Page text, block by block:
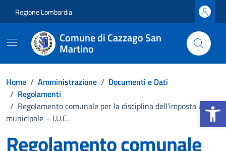
Apri la
Regione Lombardia
Comune di Cazzago San
Martino
Home / Amministrazione / Documenti e Dati
/ Regolamenti
/ Regolamento comunale per la disciplina dell’imposta unica
municipale – I.U.C.
Regolamento comunale